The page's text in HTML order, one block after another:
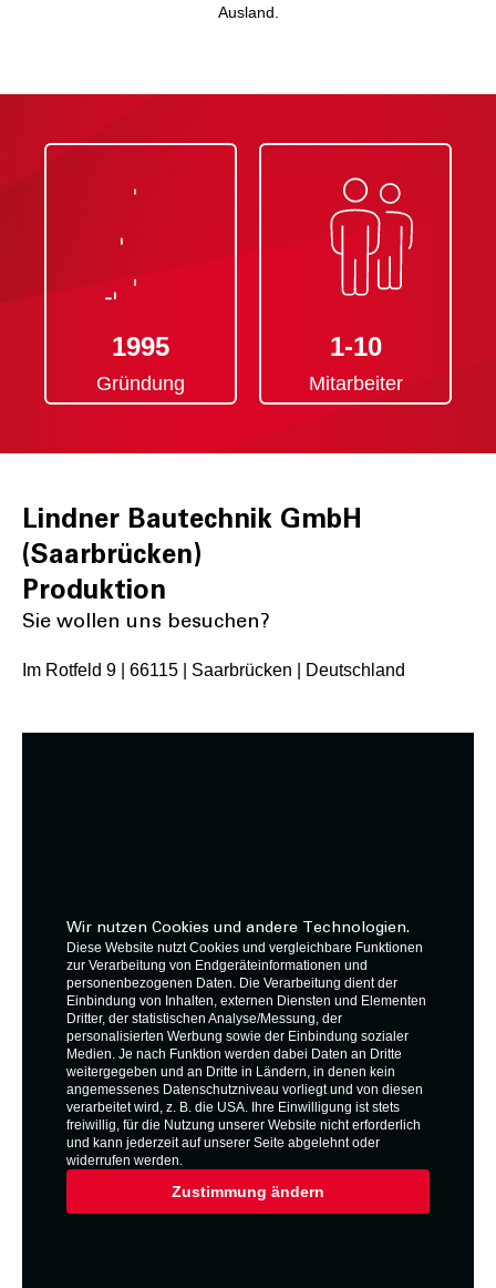
Ausland.
1995
Gründung
1-10
Mitarbeiter
Lindner Bautechnik GmbH
(Saarbrücken)
Produktion
Sie wollen uns besuchen?
Im Rotfeld 9 | 66115 | Saarbrücken | Deutschland
Wir nutzen Cookies und andere Technologien.
Diese Website nutzt Cookies und vergleichbare Funktionen
zur Verarbeitung von Endgeräteinformationen und
personenbezogenen Daten. Die Verarbeitung dient der
Einbindung von Inhalten, externen Diensten und Elementen
Dritter, der statistischen Analyse/Messung, der
personalisierten Werbung sowie der Einbindung sozialer
Medien. Je nach Funktion werden dabei Daten an Dritte
weitergegeben und an Dritte in Ländern, in denen kein
angemessenes Datenschutzniveau vorliegt und von diesen
verarbeitet wird, z. B. die USA. Ihre Einwilligung ist stets
freiwillig, für die Nutzung unserer Website nicht erforderlich
und kann jederzeit auf unserer Seite abgelehnt oder
widerrufen werden.
Zustimmung ändern